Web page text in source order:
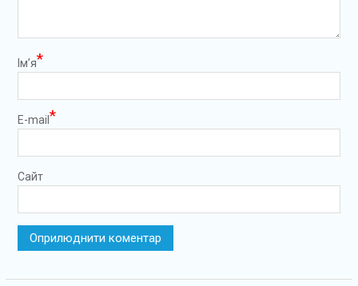
Ім’я*
E-mail *
Сайт